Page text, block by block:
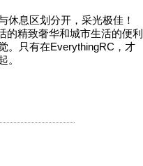
休息区划分开，采光极佳！
的精致奢华和城市生活的便利
。只有在EverythingRC，才
。